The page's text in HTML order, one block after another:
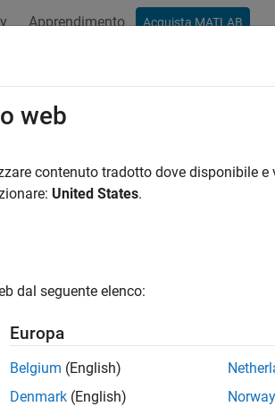
Apprendimento Acquista MATLAB
per
web
contenuto tradotto dove disponibile
United States.
dal seguente elenco:
Europa
Belgium (English)
Denmark (English)
Norway